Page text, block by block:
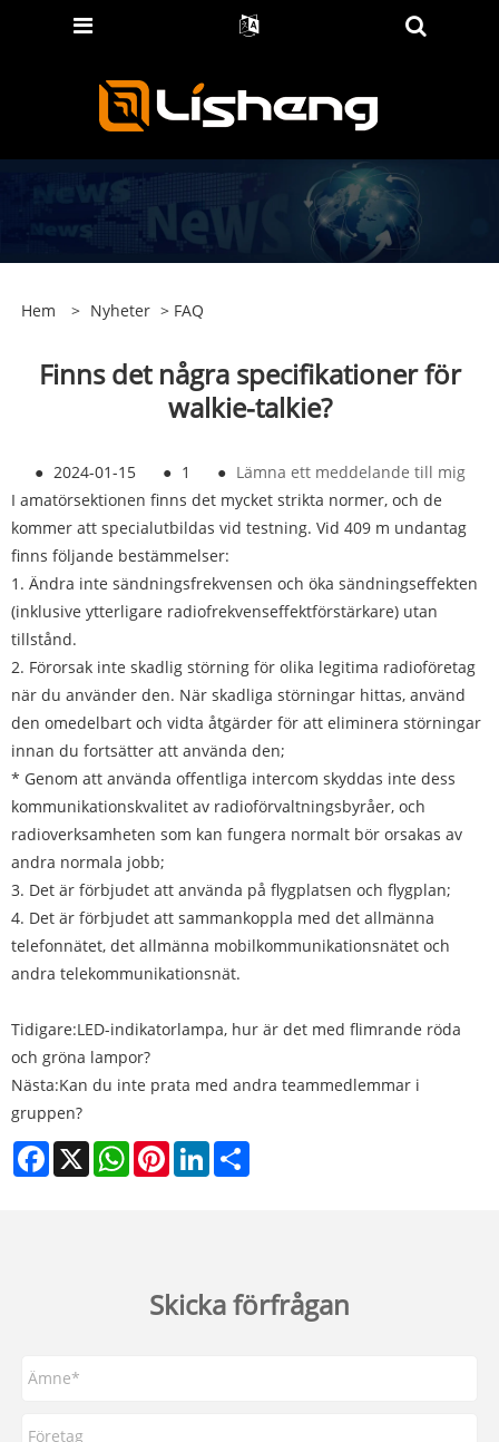
Hem > Nyheter > FAQ
Finns det några specifikationer för
walkie-talkie?
● 2024-01-15 ● 1 ● Lämna ett meddelande till mig
I amatörsektionen finns det mycket strikta normer, och de
kommer att specialutbildas vid testning. Vid 409 m undantag
finns följande bestämmelser:
1. Ändra inte sändningsfrekvensen och öka sändningseffekten
(inklusive ytterligare radiofrekvenseffektförstärkare) utan
tillstånd.
2. Förorsak inte skadlig störning för olika legitima radioföretag
när du använder den. När skadliga störningar hittas, använd
den omedelbart och vidta åtgärder för att eliminera störningar
innan du fortsätter att använda den;
* Genom att använda offentliga intercom skyddas inte dess
kommunikationskvalitet av radioförvaltningsbyråer, och
radioverksamheten som kan fungera normalt bör orsakas av
andra normala jobb;
3. Det är förbjudet att använda på flygplatsen och flygplan;
4. Det är förbjudet att sammankoppla med det allmänna
telefonnätet, det allmänna mobilkommunikationsnätet och
andra telekommunikationsnät.
Tidigare:LED-indikatorlampa, hur är det med flimrande röda
och gröna lampor?
Nästa:Kan du inte prata med andra teammedlemmar i
gruppen?
Facebook
X WhatsAppPinterestLinkedIn
Skicka förfrågan